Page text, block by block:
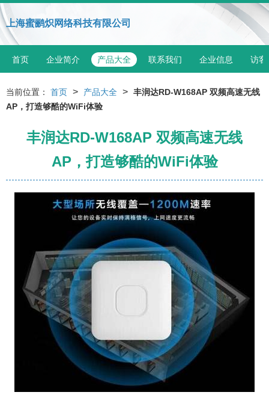
上海蜜鹂炽网络科技有限公司
首页 企业简介 产品大全 联系我们 企业信息 访客
当前位置： 首页 > 产品大全 > 丰润达RD-W168AP 双频高速无线
AP，打造够酷的WiFi体验
丰润达RD-W168AP 双频高速无线
AP，打造够酷的WiFi体验